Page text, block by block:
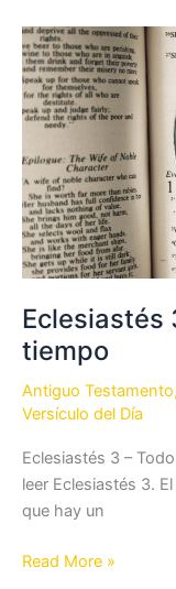
del
personal
impecable
en
Biblia?
Eclesiastés
tiempo
Antiguo Testamento,
Versículo del Día
Eclesiastés 3 –
leer Eclesiastés 3.
que hay un
Eclesiastés
Read More »